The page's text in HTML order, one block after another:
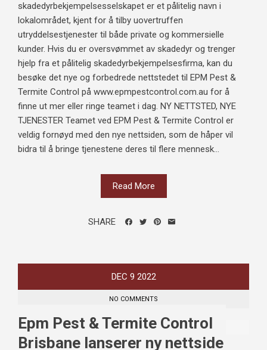
skadedyrbekjempelsesselskapet er et pålitelig navn i
lokalområdet, kjent for å tilby uovertruffen
utryddelsestjenester til både private og kommersielle
kunder. Hvis du er oversvømmet av skadedyr og trenger
hjelp fra et pålitelig skadedyrbekjempelsesfirma, kan du
besøke det nye og forbedrede nettstedet til EPM Pest &
Termite Control på www.epmpestcontrol.com.au for å
finne ut mer eller ringe teamet i dag. NY NETTSTED, NYE
TJENESTER Teamet ved EPM Pest & Termite Control er
veldig fornøyd med den nye nettsiden, som de håper vil
bidra til å bringe tjenestene deres til flere mennesk...
Read More
SHARE
DEC 9 2022
NO COMMENTS
Epm Pest & Termite Control
Brisbane lanserer ny nettside